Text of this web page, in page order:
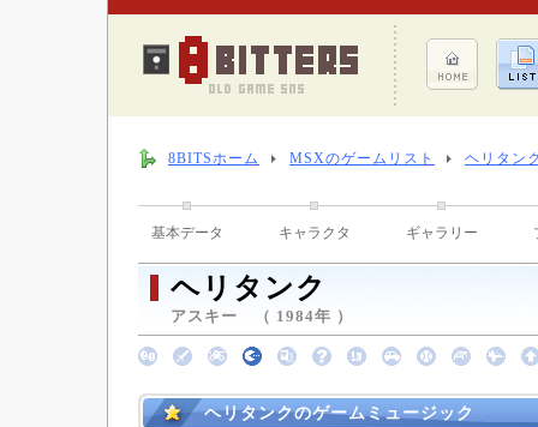
8BITSホーム MSXのゲームリスト ヘリタン
基本データ キャラクタ ギャラリー
ヘリタンク
アスキー （ 1984年 ）
ヘリタンクのゲームミュージック